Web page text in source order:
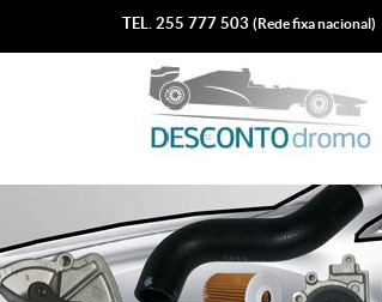
TEL. 255 777 503 (Rede fixa nacional)